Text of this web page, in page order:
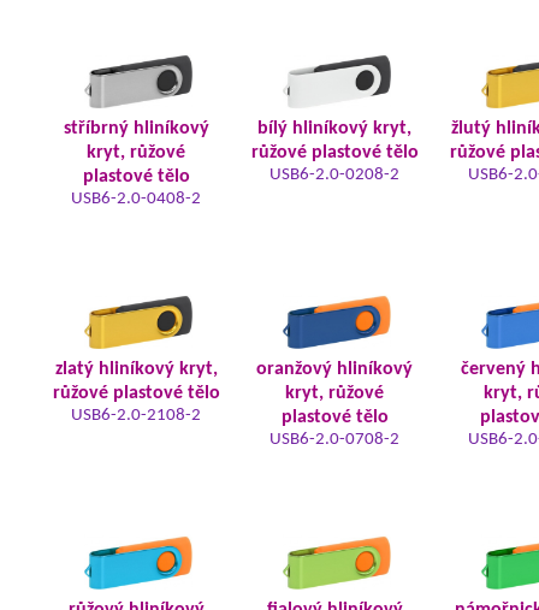
stříbrný hliníkový
kryt, růžové
plastové tělo
USB6-2.0-0408-2
bílý hliníkový kryt,
růžové plastové tělo
USB6-2.0-0208-2
žlutý
růžové
USB6-
zlatý hliníkový kryt,
růžové plastové tělo
USB6-2.0-2108-2
oranžový hliníkový
kryt, růžové
plastové tělo
USB6-2.0-0708-2
červený
kryt,
USB6-